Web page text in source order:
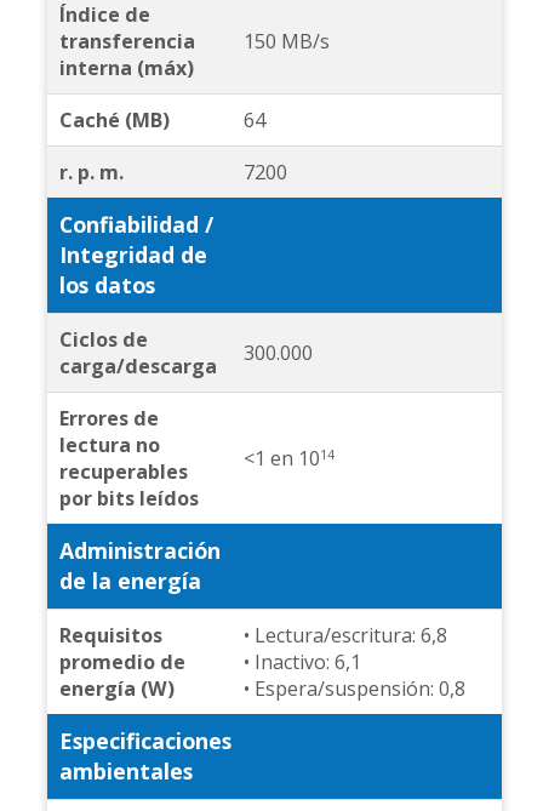
Índice de
transferencia
interna (máx)
150 MB/s
Caché (MB)
64
r. p. m.
7200
Confiabilidad /
Integridad de
los datos
Ciclos de
carga/descarga
300.000
Errores de
lectura no
recuperables
por bits leídos
<1 en 1014
Administración
de la energía
Requisitos
promedio de
energía (W)
• Lectura/escritura: 6,8
• Inactivo: 6,1
• Espera/suspensión: 0,8
Especificaciones
ambientales